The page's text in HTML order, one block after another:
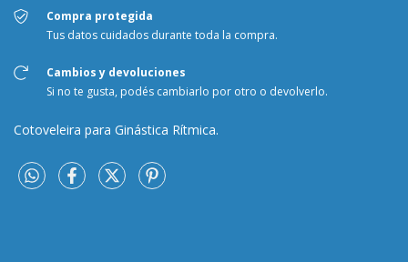
Compra protegida
Tus datos cuidados durante toda la compra.
Cambios y devoluciones
Si no te gusta, podés cambiarlo por otro o devolverlo.
Cotoveleira para Ginástica Rítmica.